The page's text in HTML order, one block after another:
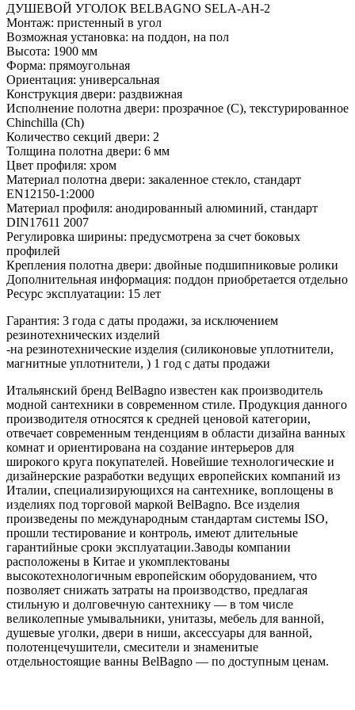
ДУШЕВОЙ УГОЛОК BELBAGNO SELA-AH-2
Монтаж: пристенный в угол
Возможная установка: на поддон, на пол
Высота: 1900 мм
Форма: прямоугольная
Ориентация: универсальная
Конструкция двери: раздвижная
Исполнение полотна двери: прозрачное (C), текстурированное
Chinchilla (Ch)
Количество секций двери: 2
Толщина полотна двери: 6 мм
Цвет профиля: хром
Материал полотна двери: закаленное стекло, стандарт
EN12150-1:2000
Материал профиля: анодированный алюминий, стандарт
DIN17611 2007
Регулировка ширины: предусмотрена за счет боковых
профилей
Крепления полотна двери: двойные подшипниковые ролики
Дополнительная информация: поддон приобретается отдельно
Ресурс эксплуатации: 15 лет
Гарантия: 3 года с даты продажи, за исключением
резинотехнических изделий
-на резинотехнические изделия (силиконовые уплотнители,
магнитные уплотнители, ) 1 год с даты продажи
Итальянский бренд BelBagno известен как производитель
модной сантехники в современном стиле. Продукция данного
производителя относятся к средней ценовой категории,
отвечает современным тенденциям в области дизайна ванных
комнат и ориентирована на создание интерьеров для
широкого круга покупателей. Новейшие технологические и
дизайнерские разработки ведущих европейских компаний из
Италии, специализирующихся на сантехнике, воплощены в
изделиях под торговой маркой BelBagno. Все изделия
произведены по международным стандартам системы ISO,
прошли тестирование и контроль, имеют длительные
гарантийные сроки эксплуатации.Заводы компании
расположены в Китае и укомплектованы
высокотехнологичным европейским оборудованием, что
позволяет снижать затраты на производство, предлагая
стильную и долговечную сантехнику — в том числе
великолепные умывальники, унитазы, мебель для ванной,
душевые уголки, двери в ниши, аксессуары для ванной,
полотенцечушители, смесители и знаменитые
отдельностоящие ванны BelBagno — по доступным ценам.